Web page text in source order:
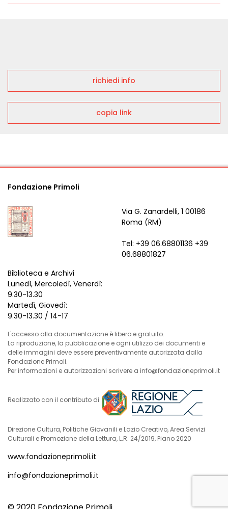
richiedi info
copia link
Fondazione Primoli
Via G. Zanardelli, 1 00186
Roma (RM)
Tel: +39 06.68801136 +39
06.68801827
Biblioteca e Archivi
Lunedì, Mercoledì, Venerdì:
9.30-13.30
Martedì, Giovedì:
9.30-13.30 / 14-17
L'accesso alla documentazione è libero e gratuito.
La riproduzione, la pubblicazione e ogni utilizzo dei documenti e
delle immagini deve essere preventivamente autorizzata dalla
Fondazione Primoli.
Per informazioni e autorizzazioni scrivere a info@fondazioneprimoli.it
Realizzato con il contributo di
Direzione Cultura, Politiche Giovanili e Lazio Creativo, Area Servizi
Culturali e Promozione della Lettura, L.R. 24/2019, Piano 2020
www.fondazioneprimoli.it
info@fondazioneprimoli.it